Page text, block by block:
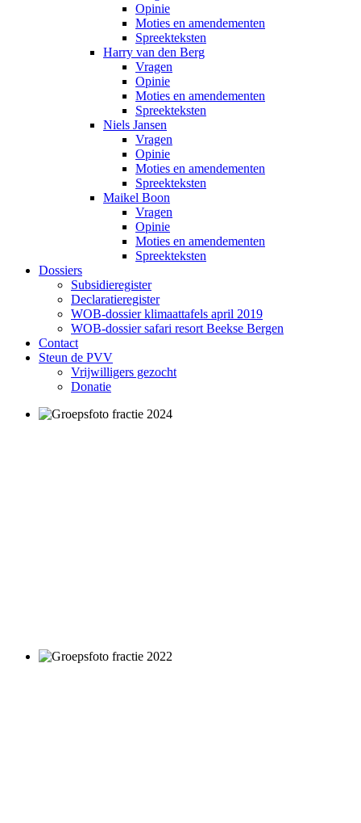
Opinie
Moties en amendementen
Spreekteksten
Harry van den Berg
Vragen
Opinie
Moties en amendementen
Spreekteksten
Niels Jansen
Vragen
Opinie
Moties en amendementen
Spreekteksten
Maikel Boon
Vragen
Opinie
Moties en amendementen
Spreekteksten
Dossiers
Subsidieregister
Declaratieregister
WOB-dossier klimaattafels april 2019
WOB-dossier safari resort Beekse Bergen
Contact
Steun de PVV
Vrijwilligers gezocht
Donatie